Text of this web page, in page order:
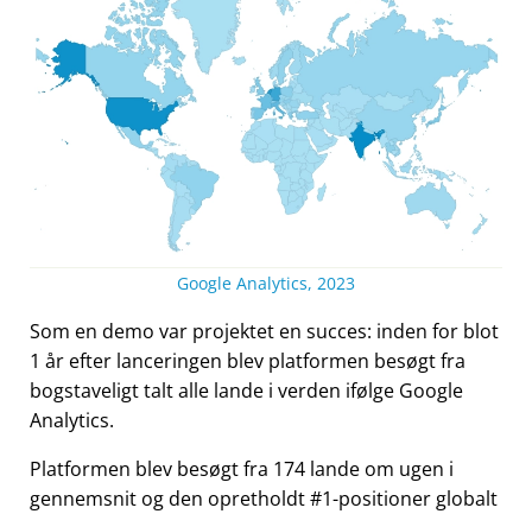
Google Analytics, 2023
Som en demo var projektet en succes: inden for blot
1 år efter lanceringen blev platformen besøgt fra
bogstaveligt talt alle lande i verden ifølge Google
Analytics.
Platformen blev besøgt fra 174 lande om ugen i
gennemsnit og den opretholdt #1-positioner globalt